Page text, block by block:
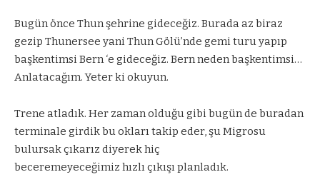
Bugün önce Thun şehrine gideceğiz. Burada az biraz
gezip Thunersee yani Thun Gölü’nde gemi turu yapıp
başkentimsi Bern ‘e gideceğiz. Bern neden başkentimsi…
Anlatacağım. Yeter ki okuyun.
Trene atladık. Her zaman olduğu gibi bugün de buradan
terminale girdik bu okları takip eder, şu Migrosu
bulursak çıkarız diyerek hiç
beceremeyeceğimiz hızlı çıkışı planladık.